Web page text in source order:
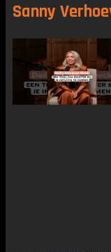
Sanny